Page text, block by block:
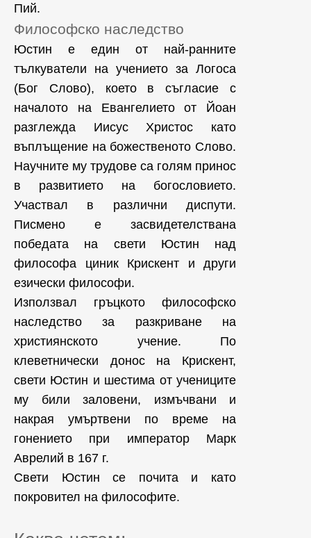
Пий.
Философско наследство
Юстин е един от най-ранните
тълкуватели на учението за Логоса
(Бог Слово), което в съгласие с
началото на Евангелието от Йоан
разглежда Иисус Христос като
въплъщение на божественото Слово.
Научните му трудове са голям принос
в развитието на богословието.
Участвал в различни диспути.
Писмено е засвидетелствана
победата на свети Юстин над
философа циник Крискент и други
езически философи.
Използвал гръцкото философско
наследство за разкриване на
християнското учение. По
клеветнически донос на Крискент,
свети Юстин и шестима от учениците
му били заловени, измъчвани и
накрая умъртвени по време на
гонението при император Марк
Аврелий в 167 г.
Свети Юстин се почита и като
покровител на философите.